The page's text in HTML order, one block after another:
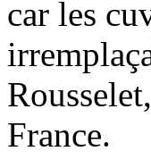
car les
France.